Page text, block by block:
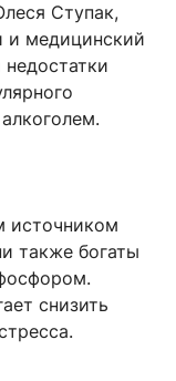
Ступак,
и медицинский
источником
также богаты
снизить